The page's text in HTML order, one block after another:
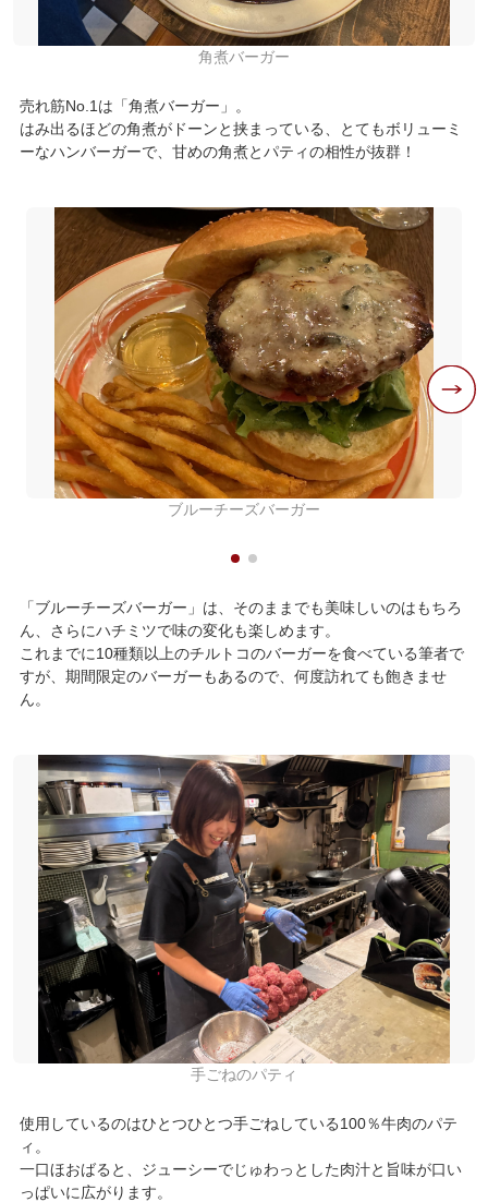
角煮バーガー
売れ筋No.1は「角煮バーガー」。
はみ出るほどの角煮がドーンと挟まっている、とてもボリューミ
ーなハンバーガーで、甘めの角煮とパティの相性が抜群！
ブルーチーズバーガー
「ブルーチーズバーガー」は、そのままでも美味しいのはもちろ
ん、さらにハチミツで味の変化も楽しめます。
これまでに10種類以上のチルトコのバーガーを食べている筆者で
すが、期間限定のバーガーもあるので、何度訪れても飽きませ
ん。
手ごねのパティ
使用しているのはひとつひとつ手ごねしている100％牛肉のパテ
ィ。
一口ほおばると、ジューシーでじゅわっとした肉汁と旨味が口い
っぱいに広がります。